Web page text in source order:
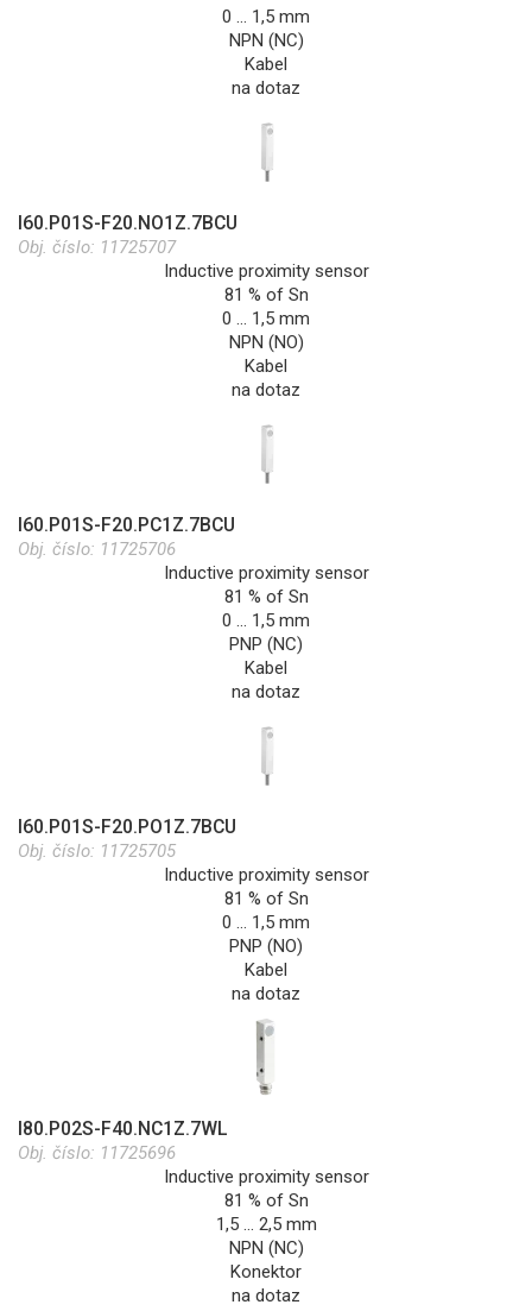
0 … 1,5 mm
NPN (NC)
Kabel
na dotaz
I60.P01S-F20.NO1Z.7BCU
Obj. číslo: 11725707
Inductive proximity sensor
81 % of Sn
0 … 1,5 mm
NPN (NO)
Kabel
na dotaz
I60.P01S-F20.PC1Z.7BCU
Obj. číslo: 11725706
Inductive proximity sensor
81 % of Sn
0 … 1,5 mm
PNP (NC)
Kabel
na dotaz
I60.P01S-F20.PO1Z.7BCU
Obj. číslo: 11725705
Inductive proximity sensor
81 % of Sn
0 … 1,5 mm
PNP (NO)
Kabel
na dotaz
I80.P02S-F40.NC1Z.7WL
Obj. číslo: 11725696
Inductive proximity sensor
81 % of Sn
1,5 … 2,5 mm
NPN (NC)
Konektor
na dotaz